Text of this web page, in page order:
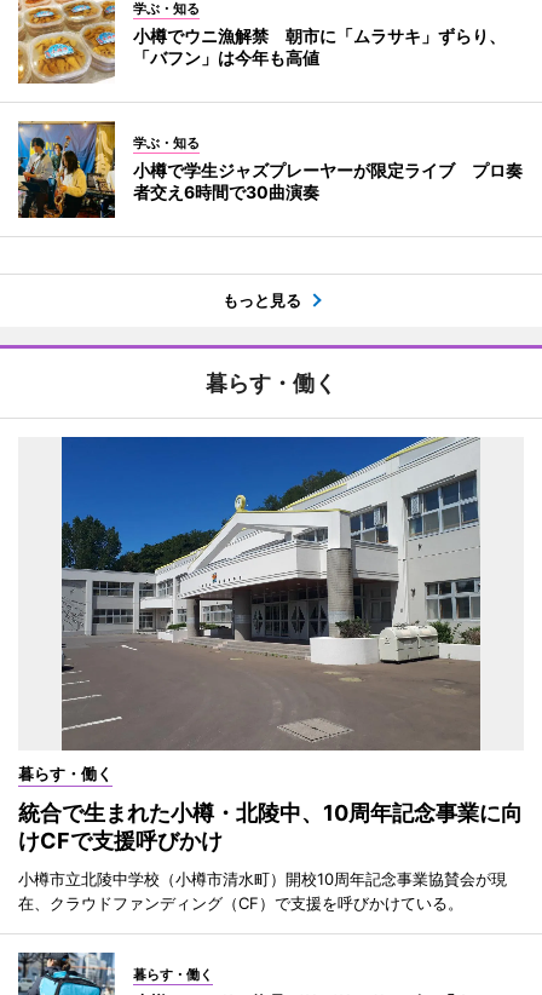
学ぶ・知る
小樽でウニ漁解禁 朝市に「ムラサキ」ずらり、
「バフン」は今年も高値
学ぶ・知る
小樽で学生ジャズプレーヤーが限定ライブ プロ奏
者交え6時間で30曲演奏
もっと見る
暮らす・働く
暮らす・働く
統合で生まれた小樽・北陵中、10周年記念事業に向
けCFで支援呼びかけ
小樽市立北陵中学校（小樽市清水町）開校10周年記念事業協賛会が現
在、クラウドファンディング（CF）で支援を呼びかけている。
暮らす・働く